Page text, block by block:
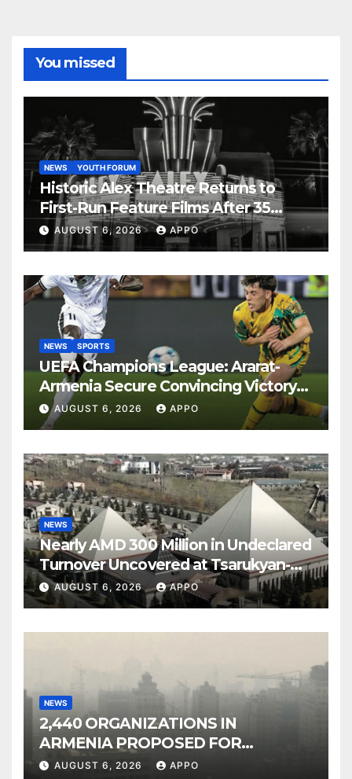
You missed
NEWS YOUTH FORUM
Historic Alex Theatre Returns to
First-Run Feature Films After 35
Years
AUGUST 6, 2026 APPO
NEWS SPORTS
UEFA Champions League: Ararat-
Armenia Secure Convincing Victory
Over Shamrock Rovers 2-0
AUGUST 6, 2026 APPO
NEWS
Nearly AMD 300 Million in Undeclared
Turnover Uncovered at Tsarukyan-
Owned Entertainment Center
AUGUST 6, 2026 APPO
NEWS
2,440 ORGANIZATIONS IN
ARMENIA PROPOSED FOR
INCLUSION IN LIST OF AIR
AUGUST 6, 2026 APPO